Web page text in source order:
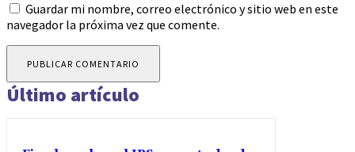
Guardar mi nombre, correo electrónico y sitio web en este
navegador la próxima vez que comente.
Último artículo